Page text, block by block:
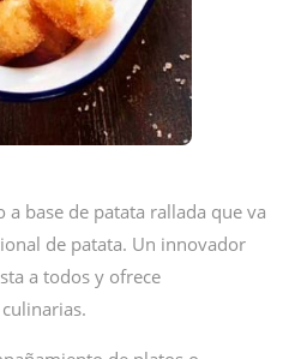
a base de patata rallada que va
de patata. Un innovador
a todos y ofrece